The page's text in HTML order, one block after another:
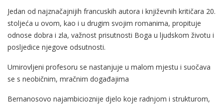
Jedan od najznačajnijih francuskih autora i književnih kritičara 20.
stoljeća u ovom, kao i u drugim svojim romanima, propituje
odnose dobra i zla, važnost prisutnosti Boga u ljudskom životu i
posljedice njegove odsutnosti.
Umirovljeni profesoru se nastanjuje u malom mjestu i suočava
se s neobičnim, mračnim događajima
Bernanosovo najambicioznije djelo koje radnjom i strukturom,